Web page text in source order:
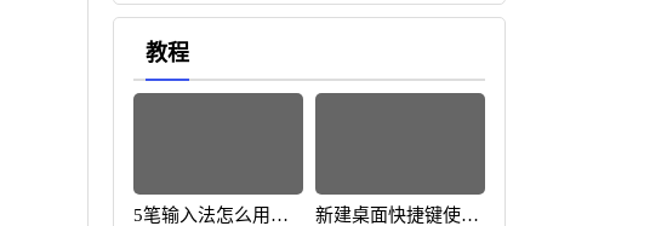
教程
5笔输入法怎么用
新建桌面快捷键使用